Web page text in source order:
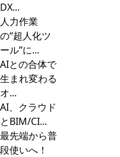
DX...
人力作業
の“超人化ツ
ール”に...
AIとの合体で
生まれ変わる
オ...
AI、クラウド
とBIM/CI...
最先端から普
段使いへ！